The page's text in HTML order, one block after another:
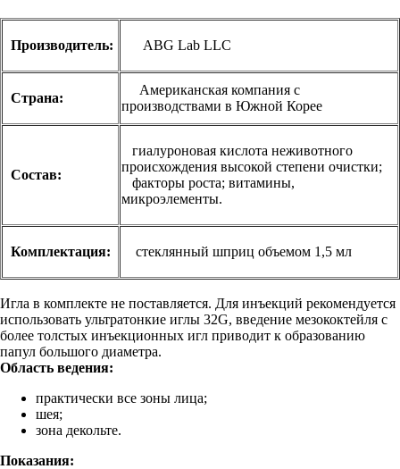
Производитель: ABG Lab LLC
Страна:
Американская компания с
производствами в Южной Корее
Состав:
гиалуроновая кислота неживотного
происхождения высокой степени очистки;
факторы роста; витамины,
микроэлементы.
Комплектация: стеклянный шприц объемом 1,5 мл
Игла в комплекте не поставляется. Для инъекций рекомендуется
использовать ультратонкие иглы 32G, введение мезококтейля с
более толстых инъекционных игл приводит к образованию
папул большого диаметра.
Область ведения:
практически все зоны лица;
шея;
зона декольте.
Показания: